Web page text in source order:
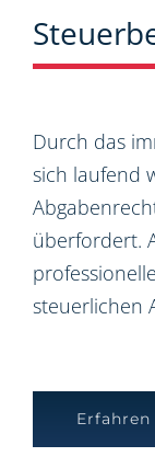
Durch das
sich laufend
überfordert.
steuerlichen